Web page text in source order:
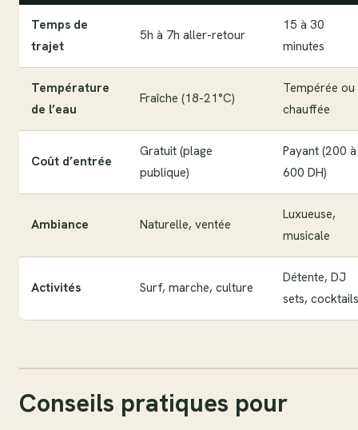
Temps de
trajet
5h à 7h aller-retour
15 à 30
minutes
Température
de l’eau
Fraîche (18-21°C)
Tempérée ou
chauffée
Coût d’entrée
Gratuit (plage
publique)
Payant (200 à
600 DH)
Ambiance Naturelle, ventée
Luxueuse,
musicale
Activités Surf, marche, culture
Détente, DJ
sets, cocktails
Conseils pratiques pour